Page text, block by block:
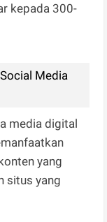
kepada 300-
Media
media digital
yang
situs yang